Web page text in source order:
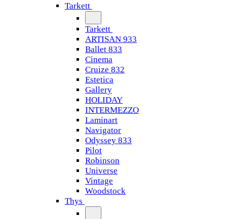
Tarkett
Tarkett
ARTISAN 933
Ballet 833
Cinema
Cruize 832
Estetica
Gallery
HOLIDAY
INTERMEZZO
Laminart
Navigator
Odyssey 833
Pilot
Robinson
Universe
Vintage
Woodstock
Thys